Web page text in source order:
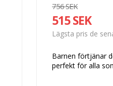
756 SEK
515 SEK
Lägsta pris de
Barnen förtjänar
perfekt för alla